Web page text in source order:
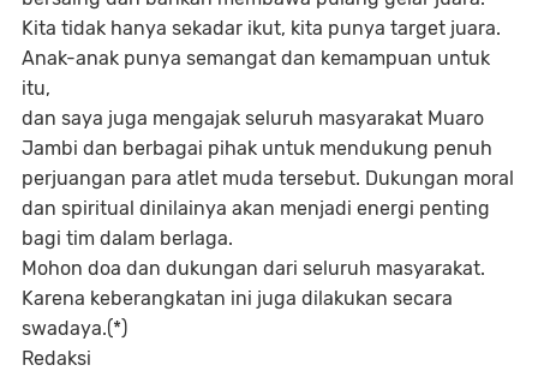
Kita tidak hanya sekadar ikut, kita punya target juara.
Anak-anak punya semangat dan kemampuan untuk
itu,
dan saya juga mengajak seluruh masyarakat Muaro
Jambi dan berbagai pihak untuk mendukung penuh
perjuangan para atlet muda tersebut. Dukungan moral
dan spiritual dinilainya akan menjadi energi penting
bagi tim dalam berlaga.
Mohon doa dan dukungan dari seluruh masyarakat.
Karena keberangkatan ini juga dilakukan secara
swadaya.(*)
Redaksi